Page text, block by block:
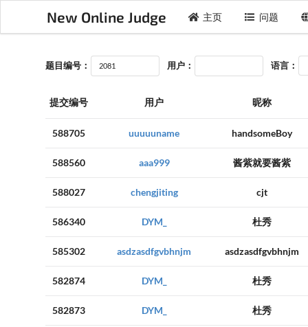
New Online Judge 主页 问题
题目编号： 用户： 语言：
提交编号 用户 昵称
588705 uuuuuname handsomeBoy
588560 aaa999 酱紫就要酱紫
588027 chengjiting cjt
586340 DYM_ 杜秀
585302 asdzasdfgvbhnjm asdzasdfgvbhnjm
582874 DYM_ 杜秀
582873 DYM_ 杜秀